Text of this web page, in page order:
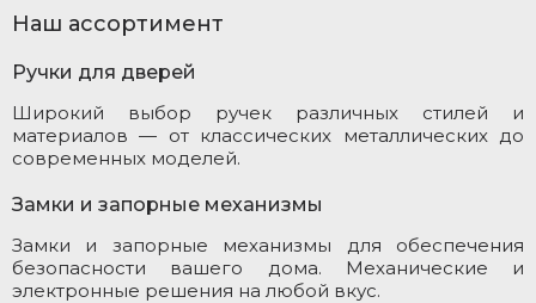
Наш ассортимент
Ручки для дверей
Широкий выбор ручек различных стилей и
материалов — от классических металлических до
современных моделей.
Замки и запорные механизмы
Замки и запорные механизмы для обеспечения
безопасности вашего дома. Механические и
электронные решения на любой вкус.